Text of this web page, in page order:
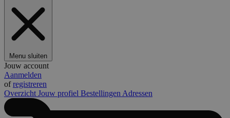
Menu sluiten
Jouw account
Aanmelden
ofregistreren
Overzicht Jouw profiel Bestellingen Adressen